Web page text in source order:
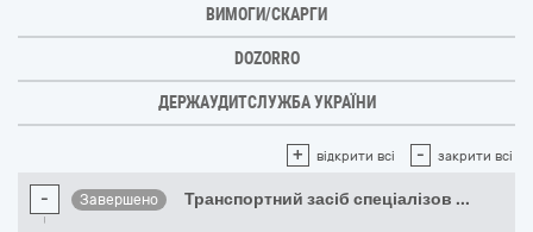
ВИМОГИ/СКАРГИ
DOZORRO
ДЕРЖАУДИТСЛУЖБА УКРАЇНИ
+ відкрити всі - закрити всі
- Завершено Транспортний засіб спеціалізов ...